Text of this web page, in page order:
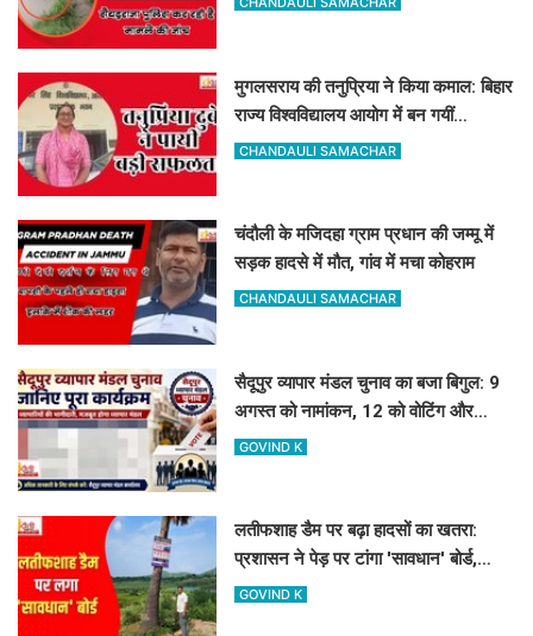
मुगलसराय की तनुप्रिया ने किया कमाल: बिहार
राज्य विश्वविद्यालय आयोग में बन गयीं
असिस्टेंट प्रोफेसर
CHANDAULI SAMACHAR
चंदौली के मजिदहा ग्राम प्रधान की जम्मू में
सड़क हादसे में मौत, गांव में मचा कोहराम
CHANDAULI SAMACHAR
सैदूपुर व्यापार मंडल चुनाव का बजा बिगुल: 9
अगस्त को नामांकन, 12 को वोटिंग और
नतीजे
GOVIND K
लतीफशाह डैम पर बढ़ा हादसों का खतरा:
प्रशासन ने पेड़ पर टांगा 'सावधान' बोर्ड,
पर्यटकों से की यह अपील
GOVIND K